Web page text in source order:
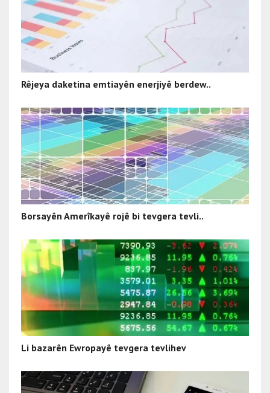
Rêjeya daketina emtiayên enerjiyê berdew..
Borsayên Amerîkayê rojê bi tevgera tevli..
Li bazarên Ewropayê tevgera tevlihev